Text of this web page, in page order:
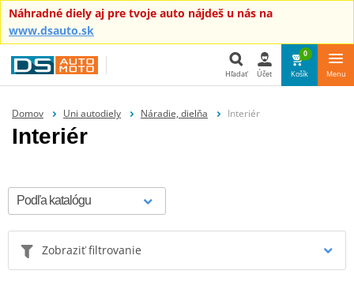
Náhradné diely aj pre tvoje auto nájdeš u nás na
www.dsauto.sk
Hľadať Účet
0
Košík Menu
Domov Uni autodiely Náradie, dielňa Interiér
Interiér
Zobraziť filtrovanie